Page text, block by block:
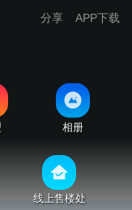
分享 APP下载
相册
线上售楼处